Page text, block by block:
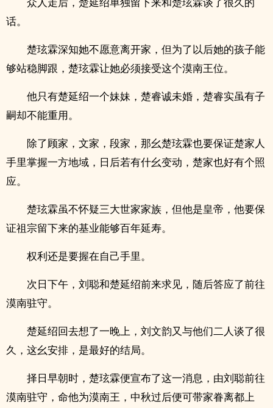
话。
楚玹霖深知她不愿意离开家，但为了以后她的孩子能
够站稳脚跟，楚玹霖让她必须接受这个漠南王位。
他只有楚延绍一个妹妹，楚睿诚未婚，楚睿实虽有子
嗣却不能重用。
除了顾家，文家，段家，那幺楚玹霖也要保证楚家人
手里掌握一方地域，日后若有什幺变动，楚家也好有个照
应。
楚玹霖虽不怀疑三大世家家族，但他是皇帝，他要保
证祖宗留下来的基业能够百年延寿。
权利还是要握在自己手里。
次日下午，刘聪和楚延绍前来求见，随后答应了前往
漠南驻守。
楚延绍回去想了一晚上，刘文韵又与他们二人谈了很
久，这幺安排，是最好的结局。
择日早朝时，楚玹霖便宣布了这一消息，由刘聪前往
漠南驻守，命他为漠南王，中秋过后便可带家眷离都上